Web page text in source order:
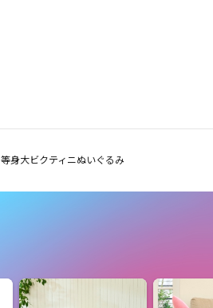
等身大ビクティニぬいぐるみ